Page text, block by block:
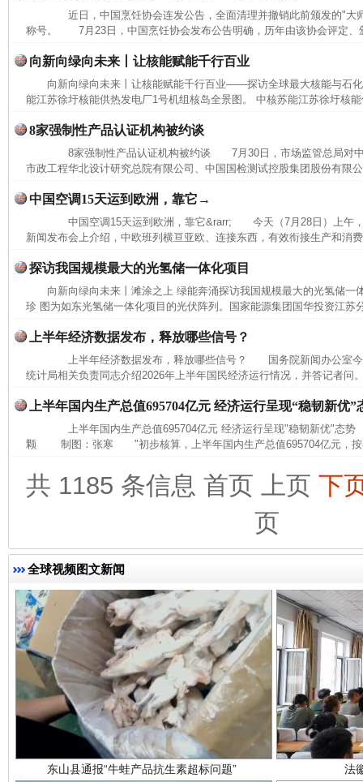
近日，中国烹饪协会连发公告，全面清理并撤销此前颁发的"大
称号。 7月23日，中国烹饪协会发布公告明确，历年由该协会评定、
向新向绿向未来丨让核能赋能千行百业
向新向绿向未来丨让核能赋能千行百业——探访全球最大核能与石
能江苏徐圩核能供热发电厂1号机组核岛全景图。 中核苏能江苏徐圩核
8家强制性产品认证机构被约谈
8家强制性产品认证机构被约谈 7月30日，市场监管总局对中
市政工程华北设计研究总院有限公司、中国国检测试控股集团股份有限
中国空调15天运到欧洲，靠它→
中国空调15天运到欧洲，靠它&rarr; 今天（7月28日）上午，
新闻发布会上介绍，中欧班列横亘亚欧、连接东西，有效衔接生产和消
探访我国规模最大的光氢储一体化项目
向新向绿向未来丨滩涂之上 绿能奔涌探访我国规模最大的光氢储一
珍 图为如东光氢储一体化项目的光伏阵列。国家能源集团国华投资
上半年经济数据发布，释放哪些信号？
上半年经济数据发布，释放哪些信号？ 国务院新闻办公室今
统计局相关负责同志介绍2026年上半年国民经济运行情况，并答记者问
上半年国内生产总值695704亿元 经济运行呈现“稳韧新优”
上半年国内生产总值695704亿元 经济运行呈现"稳韧新优"态
颗 制图：张寒 "初步核算，上半年国内生产总值695704亿元，按
共 1185 条信息 首页 上页 下
页
全球视频图文新闻
完善运行机制助力责任有效落实 一纸欠
东山县通报“牛蛙产品抗生素超标问题” 法